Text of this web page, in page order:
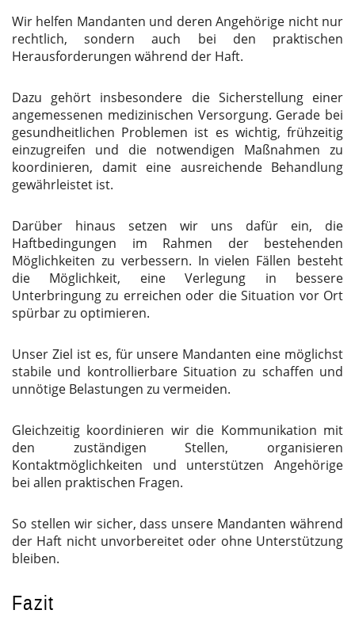
Wir helfen Mandanten und deren Angehörige nicht nur
rechtlich, sondern auch bei den praktischen
Herausforderungen während der Haft.
Dazu gehört insbesondere die Sicherstellung einer
angemessenen medizinischen Versorgung. Gerade bei
gesundheitlichen Problemen ist es wichtig, frühzeitig
einzugreifen und die notwendigen Maßnahmen zu
koordinieren, damit eine ausreichende Behandlung
gewährleistet ist.
Darüber hinaus setzen wir uns dafür ein, die
Haftbedingungen im Rahmen der bestehenden
Möglichkeiten zu verbessern. In vielen Fällen besteht
die Möglichkeit, eine Verlegung in bessere
Unterbringung zu erreichen oder die Situation vor Ort
spürbar zu optimieren.
Unser Ziel ist es, für unsere Mandanten eine möglichst
stabile und kontrollierbare Situation zu schaffen und
unnötige Belastungen zu vermeiden.
Gleichzeitig koordinieren wir die Kommunikation mit
den zuständigen Stellen, organisieren
Kontaktmöglichkeiten und unterstützen Angehörige
bei allen praktischen Fragen.
So stellen wir sicher, dass unsere Mandanten während
der Haft nicht unvorbereitet oder ohne Unterstützung
bleiben.
Fazit